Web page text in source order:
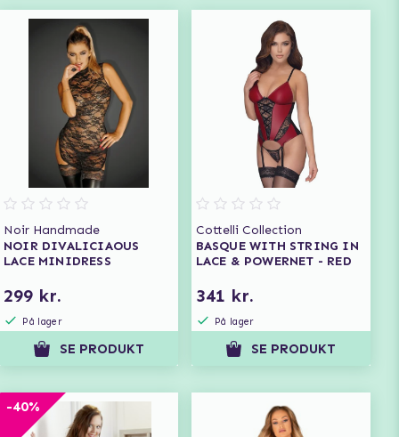
Noir Handmade
NOIR DIVALICIAOUS
LACE MINIDRESS
299 kr.
På lager
SE PRODUKT
Cottelli Collection
BASQUE WITH STRING IN
LACE & POWERNET - RED
341 kr.
På lager
SE PRODUKT
-40%